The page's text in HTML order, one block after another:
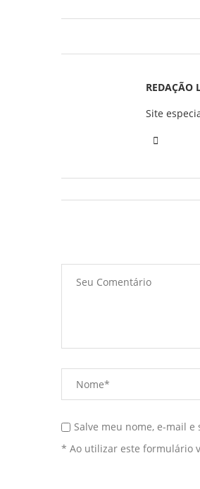
REDAÇÃO
Site
Salve meu nome, e-mail
* Ao utilizar este formulário